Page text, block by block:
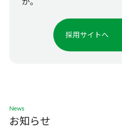
採用サイトへ
News
お知らせ